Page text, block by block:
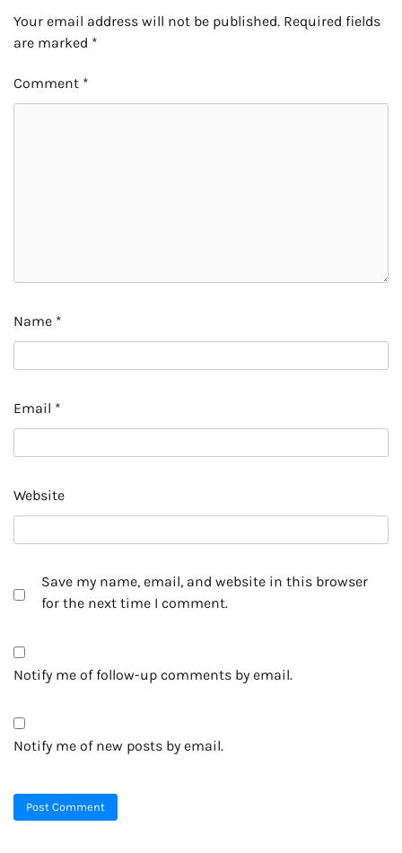
Your email address will not be published. Required fields
are marked *
Comment *
Name *
Email *
Website
Save my name, email, and website in this browser
for the next time I comment.
Notify me of follow-up comments by email.
Notify me of new posts by email.